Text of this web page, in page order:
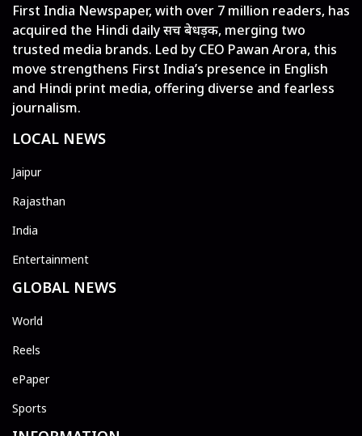
First India Newspaper, with over 7 million readers, has
acquired the Hindi daily सच बेधड़क, merging two
trusted media brands. Led by CEO Pawan Arora, this
move strengthens First India’s presence in English
and Hindi print media, offering diverse and fearless
journalism.
LOCAL NEWS
Jaipur
Rajasthan
India
Entertainment
GLOBAL NEWS
World
Reels
ePaper
Sports